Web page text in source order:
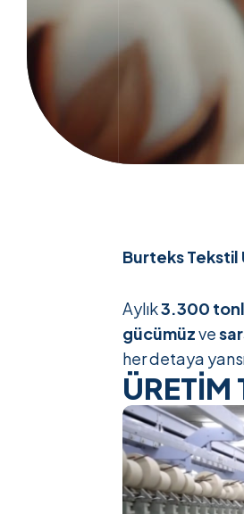
Burteks Tekstil
Aylık3.300
gücümüzve
her detaya
ÜRETİM